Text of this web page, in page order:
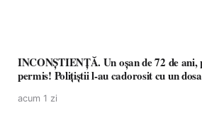
INCONȘTIENȚĂ. Un oșan de 72 de
permis! Polițiștii l-au cadorosit cu un
acum 1 zi